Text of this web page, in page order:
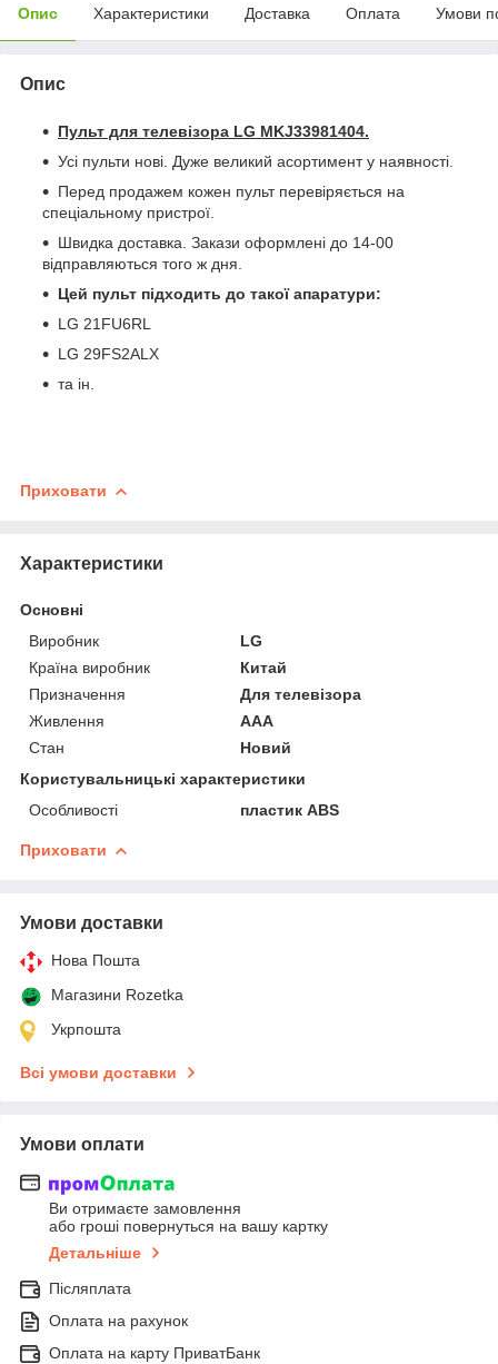
Опис Характеристики Доставка Оплата Умови
Опис
Пульт для телевізора LG MKJ33981404.
Усі пульти нові. Дуже великий асортимент у наявності.
Перед продажем кожен пульт перевіряється на
спеціальному пристрої.
Швидка доставка. Закази оформлені до 14-00
відправляються того ж дня.
Цей пульт підходить до такої апаратури:
LG 21FU6RL
LG 29FS2ALX
та ін.
Приховати
Характеристики
Основні
Виробник
LG
Країна виробник
Китай
Призначення
Для телевізора
Живлення
AAA
Стан
Новий
Користувальницькі характеристики
Особливості
пластик ABS
Приховати
Умови доставки
Нова Пошта
Магазини Rozetka
Укрпошта
Всі умови доставки
Умови оплати
Ви отримаєте замовлення
або гроші повернуться на вашу картку
Детальніше
Післяплата
Оплата на рахунок
Оплата на карту ПриватБанк